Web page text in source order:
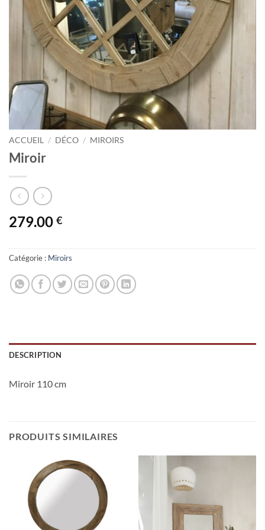
ACCUEIL / DÉCO / MIROIRS
Miroir
279.00 €
Catégorie : Miroirs
DESCRIPTION
Miroir 110 cm
PRODUITS SIMILAIRES